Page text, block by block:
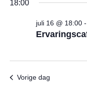
18:00
juli 16 @ 18:00-
Vorige dag